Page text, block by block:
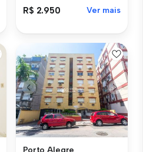
R$ 2.950 Ver mais
Porto Alegre